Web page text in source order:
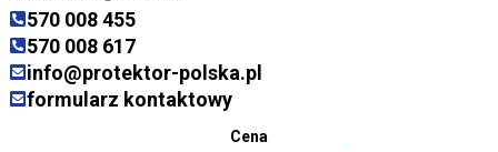
570 008 455
570 008 617
info@protektor-polska.pl
formularz kontaktowy
Cena